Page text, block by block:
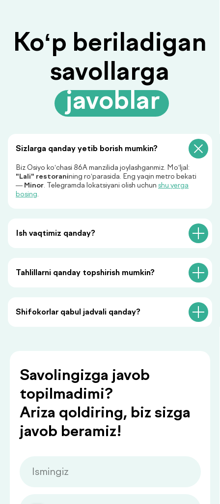
Sizlarga qanday yetib borish mumkin?
Biz Osiyo ko‘chasi 86A manzilida joylashganmiz. Mo‘ljal:
"Lali" restoranining ro‘parasida. Eng yaqin metro bekati
— Minor. Telegramda lokatsiyani olish uchun shu yerga
bosing.
Ish vaqtimiz qanday?
Tahlillarni qanday topshirish mumkin?
Shifokorlar qabul jadvali qanday?
Какие показатели здоровья
важно контролировать
регулярно
раннего выявления заболеваний.
состава тела
вашим организмом.